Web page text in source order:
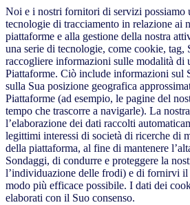
Noi e i nostri fornitori di servizi possiamo
tecnologie di tracciamento in relazione ai
piattaforme e alla gestione della nostra
una serie di tecnologie, come cookie,
raccogliere informazioni sulle modalità di
Piattaforme. Ciò include informazioni sul
sulla Sua posizione geografica
Piattaforme (ad esempio, le pagine del
tempo che trascorre a navigarle). La
l’elaborazione dei dati raccolti
legittimi interessi di società di ricerche di
della piattaforma, al fine di mantenere
Sondaggi, di condurre e proteggere la
l’individuazione delle frodi) e di fornirvi il
modo più efficace possibile. I dati dei
elaborati con il Suo consenso.